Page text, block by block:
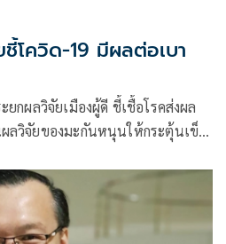
โควิด-19 มีผลต่อเบา
กผลวิจัยเมืองผู้ดี ชี้เชื้อโรคส่งผล
ลวิจัยของมะกันหนุนให้กระตุ้นเข็ม